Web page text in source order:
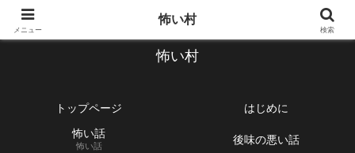
【1760話以上】怖い話と不思議な話を集めて紹介するサイト
怖い村
トップページ
はじめに
怖い話
怖い話 後味の悪い話
メニュー
怖い村
検索